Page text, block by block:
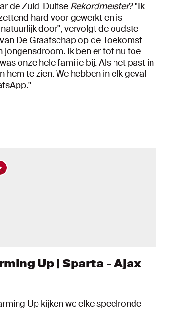
de Zuid-Duitse Rekordmeister? "Ik
hard voor gewerkt en is
door'', vervolgt de oudste
De Graafschap op de Toekomst
jongensdroom. Ik ben er tot nu toe
onze hele familie bij. Als het past in
te zien. We hebben in elk geval
Up | Sparta - Ajax
Up kijken we elke speelronde